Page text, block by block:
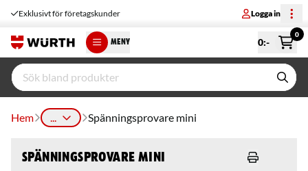
Exklusivt för företagskunder Logga in
MENY 0:-
0
Hem ... Spänningsprovare mini
Spänningsprovare mini